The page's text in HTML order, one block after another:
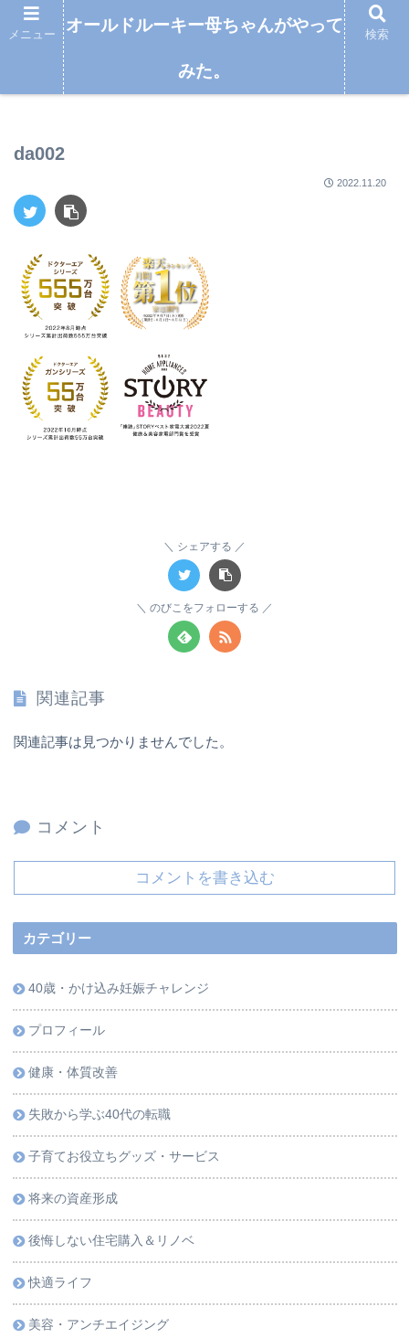
オールドルーキー母ちゃんがやってみた。
da002
2022.11.20
シェアする
のびこをフォローする
関連記事
関連記事は見つかりませんでした。
コメント
コメントを書き込む
カテゴリー
40歳・かけ込み妊娠チャレンジ
プロフィール
健康・体質改善
失敗から学ぶ40代の転職
子育てお役立ちグッズ・サービス
将来の資産形成
後悔しない住宅購入＆リノベ
快適ライフ
美容・アンチエイジング
メニュー オールドルーキー母ちゃんがやって
みた。
検索